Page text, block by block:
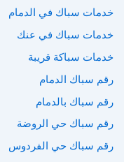
خدمات سباك في الدمام
خدمات سباك في عنك
خدمات سباكة قريبة
رقم سباك الدمام
رقم سباك بالدمام
رقم سباك حي الروضة
رقم سباك حي الفردوس